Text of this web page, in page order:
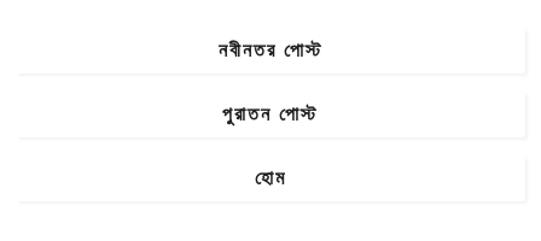
নবীনতর পোস্ট
পুরাতন পোস্ট
হোম